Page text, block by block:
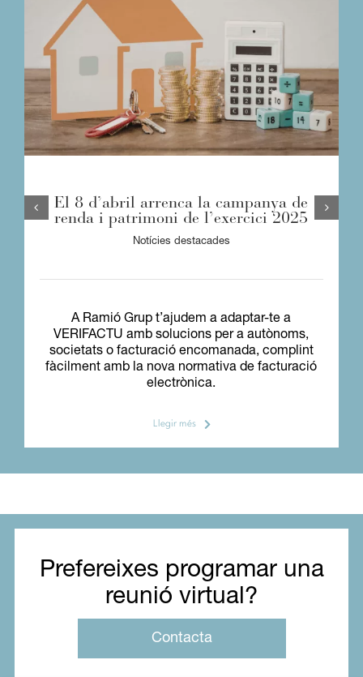
El 8 d’abril arrenca la campanya de
renda i patrimoni de l’exercici 2025
Notícies destacades
A Ramió Grup t’ajudem a adaptar-te a
VERIFACTU amb solucions per a autònoms,
societats o facturació encomanada, complint
fàcilment amb la nova normativa de facturació
electrònica.
Llegir més
Prefereixes programar una
reunió virtual?
Contacta